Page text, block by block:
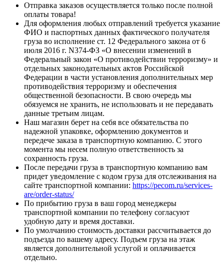
Отправка заказов осуществляется только после полной
оплаты товара!
Для оформления любых отправлений требуется указание
ФИО и паспортных данных фактического получателя
груза во исполнение ст. 12 Федерального закона от 6
июля 2016 г. N374-ФЗ «О внесении изменений в
Федеральный закон «О противодействии терроризму» и
отдельных законодательных актов Российской
Федерации в части установления дополнительных мер
противодействия терроризму и обеспечения
общественной безопасности. В свою очередь мы
обязуемся не хранить, не использовать и не передавать
данные третьим лицам.
Наш магазин берет на себя все обязательства по
надежной упаковке, оформлению документов и
передече заказа в транспортную компанию. С этого
момента мы несем полную ответственность за
сохранность груза.
После передачи груза в транспортную компанию вам
придет уведомление с кодом груза для отслеживания на
сайте транспортной компании: https://pecom.ru/services-
are/order-status/
По прибытию груза в ваш город менеджеры
транспортной компании по телефону согласуют
удобную дату и время доставки.
По умолчанию стоимость доставки рассчитывается до
подъезда по вашему адресу. Подъем груза на этаж
является дополнительной услугой и оплачивается
отдельно.